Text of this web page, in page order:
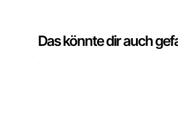
Das könnte dir auch